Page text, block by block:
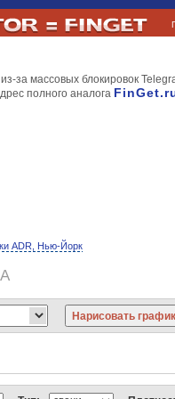
за массовых блокировок
полного аналога
ADR, Нью-Йорк
Газпромнефть Киви ЛУКойл